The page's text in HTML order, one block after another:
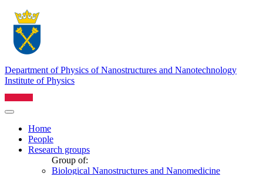
Department of Physics of Nanostructures and Nanotechnology
Institute of Physics
Home
People
Research groups
Group of:
Biological Nanostructures and Nanomedicine